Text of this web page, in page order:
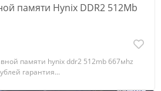
памяти Hynix DDR2 512Mb
памяти hynix ddr2 512mb 667мhz
гарантия...